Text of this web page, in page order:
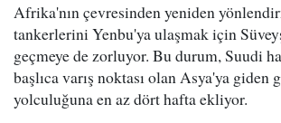
Afrika'nın çevresinden yeniden
tankerlerini Yenbu'ya ulaşmak için
geçmeye de zorluyor. Bu durum, Suudi
başlıca varış noktası olan Asya'ya giden
yolculuğuna en az dört hafta ekliyor.